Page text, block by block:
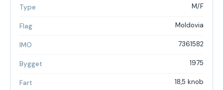
Type M/F
Flag Moldovia
IMO 7361582
Bygget 1975
Fart 18,5 knob